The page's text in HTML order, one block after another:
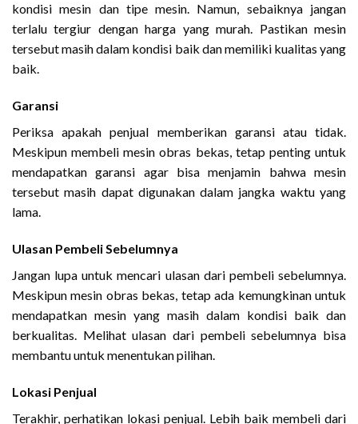
kondisi mesin dan tipe mesin. Namun, sebaiknya jangan
terlalu tergiur dengan harga yang murah. Pastikan mesin
tersebut masih dalam kondisi baik dan memiliki kualitas yang
baik.
Garansi
Periksa apakah penjual memberikan garansi atau tidak.
Meskipun membeli mesin obras bekas, tetap penting untuk
mendapatkan garansi agar bisa menjamin bahwa mesin
tersebut masih dapat digunakan dalam jangka waktu yang
lama.
Ulasan Pembeli Sebelumnya
Jangan lupa untuk mencari ulasan dari pembeli sebelumnya.
Meskipun mesin obras bekas, tetap ada kemungkinan untuk
mendapatkan mesin yang masih dalam kondisi baik dan
berkualitas. Melihat ulasan dari pembeli sebelumnya bisa
membantu untuk menentukan pilihan.
Lokasi Penjual
Terakhir, perhatikan lokasi penjual. Lebih baik membeli dari